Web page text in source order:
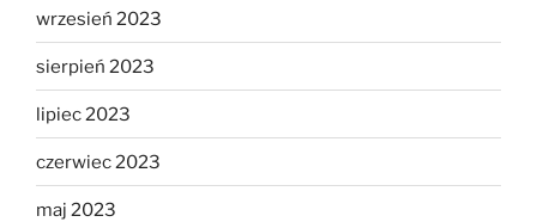
wrzesień 2023
sierpień 2023
lipiec 2023
czerwiec 2023
maj 2023